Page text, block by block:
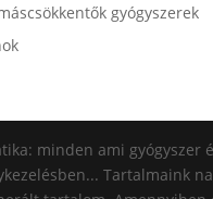
gyógyszerek
minden ami gyógyszer
Tartalmaink